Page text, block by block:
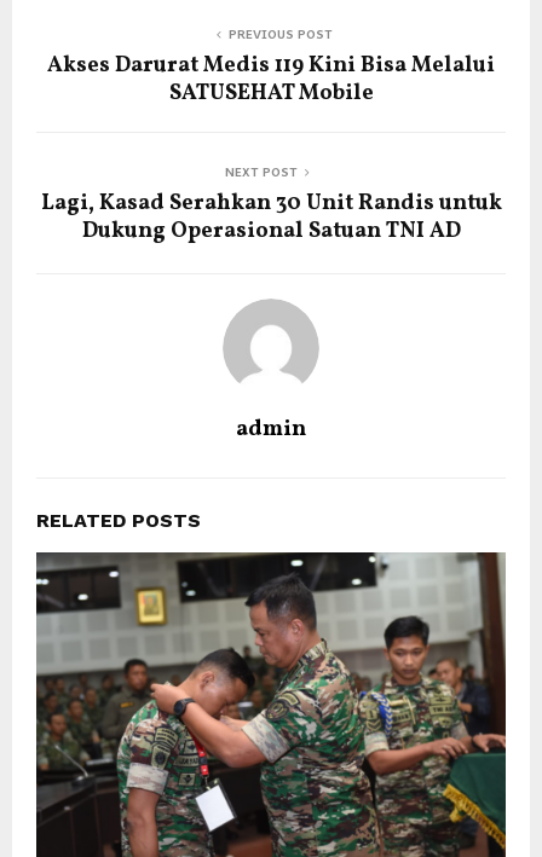
PREVIOUS POST
Akses Darurat Medis 119 Kini Bisa Melalui
SATUSEHAT Mobile
NEXT POST
Lagi, Kasad Serahkan 30 Unit Randis untuk
Dukung Operasional Satuan TNI AD
admin
RELATED POSTS